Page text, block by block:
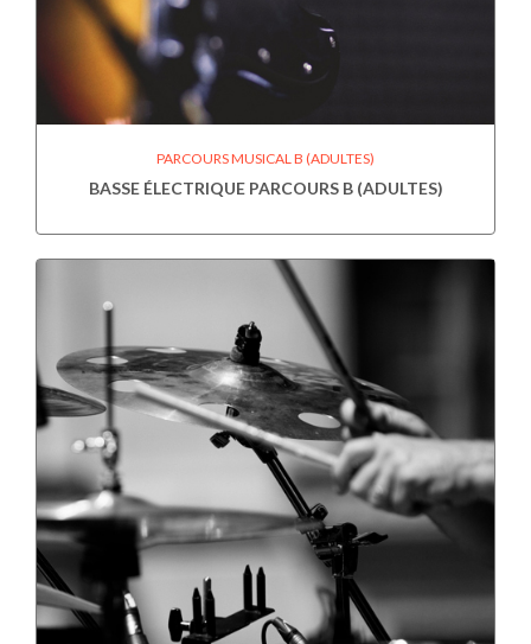
PARCOURS MUSICAL B (ADULTES)
BASSE ÉLECTRIQUE PARCOURS B (ADULTES)